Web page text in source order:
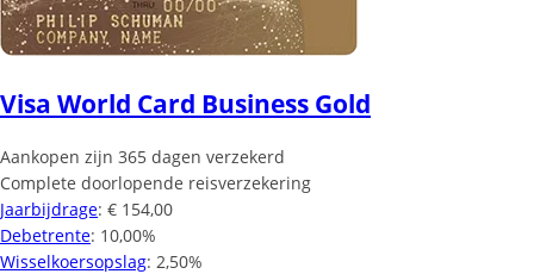
Visa World Card Business Gold
Aankopen zijn 365 dagen verzekerd
Complete doorlopende reisverzekering
Jaarbijdrage: € 154,00
Debetrente: 10,00%
Wisselkoersopslag: 2,50%